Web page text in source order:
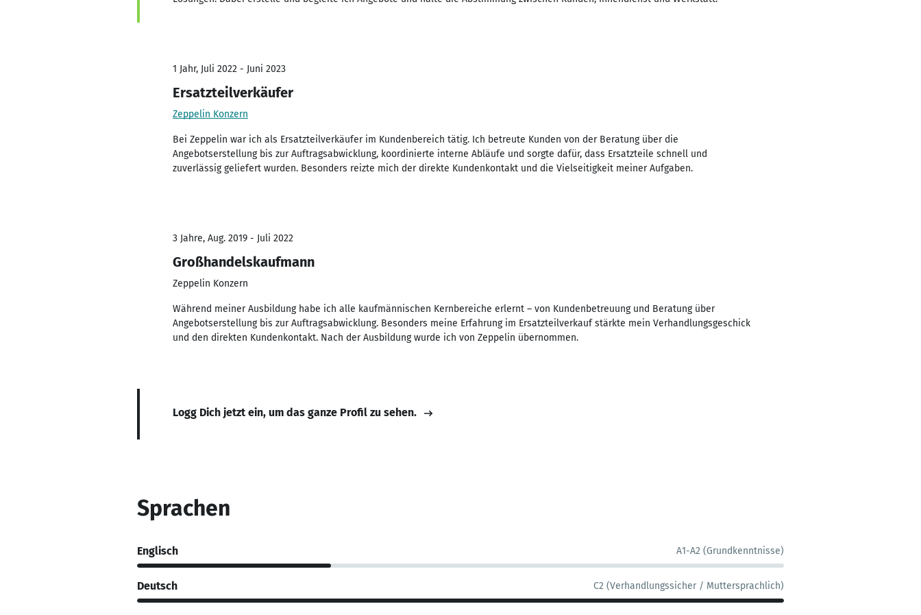
1 Jahr, Juli 2022 - Juni 2023
Ersatzteilverkäufer
Zeppelin Konzern
Bei Zeppelin war ich als Ersatzteilverkäufer im Kundenbereich tätig. Ich betreute Kunden von der Beratung über die
Angebotserstellung bis zur Auftragsabwicklung, koordinierte interne Abläufe und sorgte dafür, dass Ersatzteile schnell und
zuverlässig geliefert wurden. Besonders reizte mich der direkte Kundenkontakt und die Vielseitigkeit meiner Aufgaben.
3 Jahre, Aug. 2019 - Juli 2022
Großhandelskaufmann
Zeppelin Konzern
Während meiner Ausbildung habe ich alle kaufmännischen Kernbereiche erlernt – von Kundenbetreuung und Beratung über
Angebotserstellung bis zur Auftragsabwicklung. Besonders meine Erfahrung im Ersatzteilverkauf stärkte mein Verhandlungsgeschick
und den direkten Kundenkontakt. Nach der Ausbildung wurde ich von Zeppelin übernommen.
Logg Dich jetzt ein, um das ganze Profil zu sehen.
Sprachen
Englisch A1-A2 (Grundkenntnisse)
Deutsch C2 (Verhandlungssicher / Muttersprachlich)